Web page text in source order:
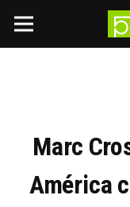
Marc
América